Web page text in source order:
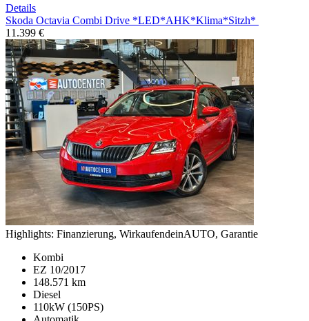
Details
Skoda Octavia Combi Drive *LED*AHK*Klima*Sitzh*
11.399 €
Highlights: Finanzierung, WirkaufendeinAUTO, Garantie
Kombi
EZ 10/2017
148.571 km
Diesel
110kW (150PS)